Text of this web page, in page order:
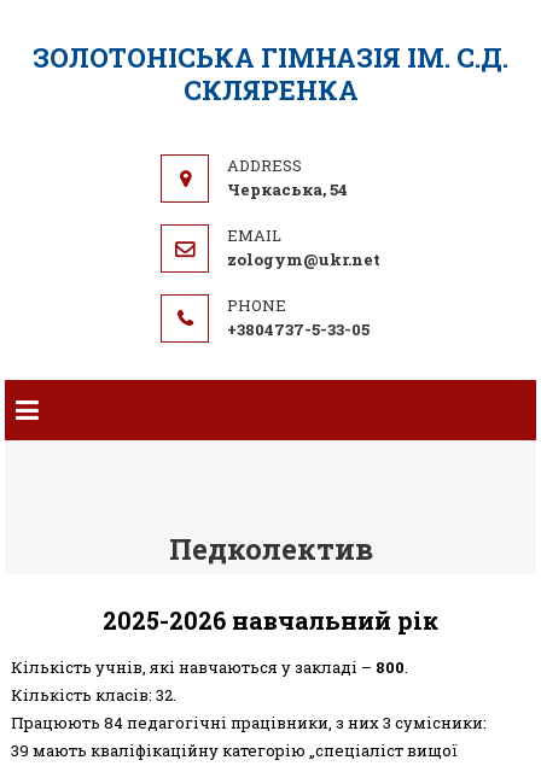
ЗОЛОТОНІСЬКА ГІМНАЗІЯ ІМ. С.Д.
СКЛЯРЕНКА
Черкаська, 54
zologym@ukr.net
+3804737-5-33-05
Педколектив
2025-2026 навчальний рік
Кількість учнів, які навчаються у закладі – 800.
Кількість класів: 32.
Працюють 84 педагогічні працівники, з них 3 сумісники:
39 мають кваліфікаційну категорію „спеціаліст вищої